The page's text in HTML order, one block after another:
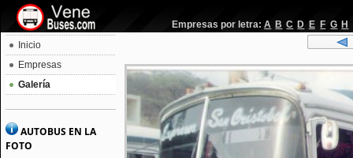
Empresas por letra: A B C D E F G H
Inicio
Empresas
Galería
AUTOBUS EN LA
FOTO